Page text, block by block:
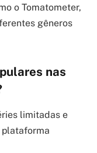
o Tomatometer,
gêneros
nas
limitadas e